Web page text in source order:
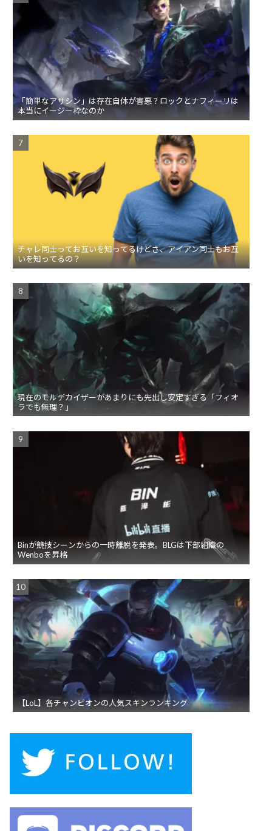
「簡単なアサシン」は存在自体が害悪？ロックとナフィーリは
本当にイージー枠なのか
チャレ同士ってお互いを知ってるけどさ、アイアン同士もお互
いを知ってるの？
現在のモルデカイザーがあまりにも先出し安定すぎる「フィオ
ラでも無理？」
Binが競技シーンからの一時離脱を発表。BLGは下部組織の
Wenboを昇格
【LoL】各チャンピオンの人気スキンランキング